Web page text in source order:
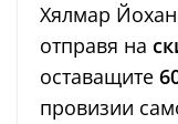
Хялмар
отправя на
оставащите
провизии